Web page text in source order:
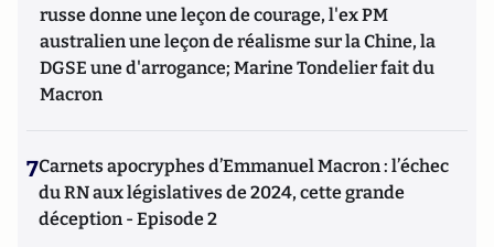
russe donne une leçon de courage, l'ex PM
australien une leçon de réalisme sur la Chine, la
DGSE une d'arrogance; Marine Tondelier fait du
Macron
7Carnets apocryphes d’Emmanuel Macron : l’échec
du RN aux législatives de 2024, cette grande
déception - Episode 2